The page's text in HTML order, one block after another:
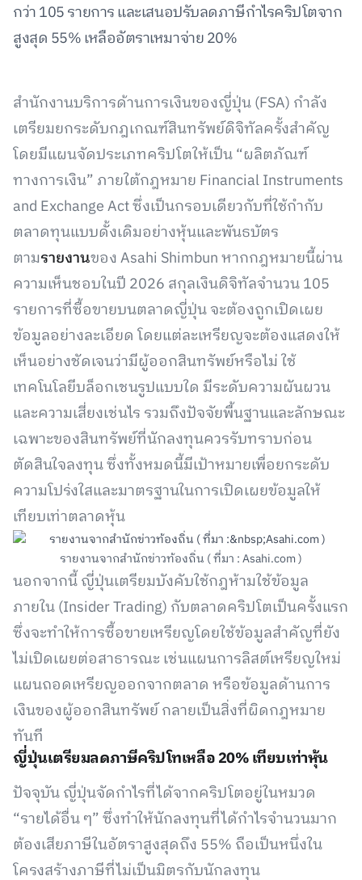
กว่า 105 รายการ และเสนอปรับลดภาษีกำไรคริปโตจาก
สูงสุด 55% เหลืออัตราเหมาจ่าย 20%
สำนักงานบริการด้านการเงินของญี่ปุ่น (FSA) กำลัง
เตรียมยกระดับกฎเกณฑ์สินทรัพย์ดิจิทัลครั้งสำคัญ
โดยมีแผนจัดประเภทคริปโตให้เป็น “ผลิตภัณฑ์
ทางการเงิน” ภายใต้กฎหมาย Financial Instruments
and Exchange Act ซึ่งเป็นกรอบเดียวกับที่ใช้กำกับ
ตลาดทุนแบบดั้งเดิมอย่างหุ้นและพันธบัตร
ตามรายงานของ Asahi Shimbun หากกฎหมายนี้ผ่าน
ความเห็นชอบในปี 2026 สกุลเงินดิจิทัลจำนวน 105
รายการที่ซื้อขายบนตลาดญี่ปุ่น จะต้องถูกเปิดเผย
ข้อมูลอย่างละเอียด โดยแต่ละเหรียญจะต้องแสดงให้
เห็นอย่างชัดเจนว่ามีผู้ออกสินทรัพย์หรือไม่ ใช้
เทคโนโลยีบล็อกเชนรูปแบบใด มีระดับความผันผวน
และความเสี่ยงเช่นไร รวมถึงปัจจัยพื้นฐานและลักษณะ
เฉพาะของสินทรัพย์ที่นักลงทุนควรรับทราบก่อน
ตัดสินใจลงทุน ซึ่งทั้งหมดนี้มีเป้าหมายเพื่อยกระดับ
ความโปร่งใสและมาตรฐานในการเปิดเผยข้อมูลให้
เทียบเท่าตลาดหุ้น
รายงานจากสำนักข่าวท้องถิ่น ( ที่มา : Asahi.com )
นอกจากนี้ ญี่ปุ่นเตรียมบังคับใช้กฎห้ามใช้ข้อมูล
ภายใน (Insider Trading) กับตลาดคริปโตเป็นครั้งแรก
ซึ่งจะทำให้การซื้อขายเหรียญโดยใช้ข้อมูลสำคัญที่ยัง
ไม่เปิดเผยต่อสาธารณะ เช่นแผนการลิสต์เหรียญใหม่
แผนถอดเหรียญออกจากตลาด หรือข้อมูลด้านการ
เงินของผู้ออกสินทรัพย์ กลายเป็นสิ่งที่ผิดกฎหมาย
ทันที
ญี่ปุ่นเตรียมลดภาษีคริปโทเหลือ 20% เทียบเท่าหุ้น
ปัจจุบัน ญี่ปุ่นจัดกำไรที่ได้จากคริปโตอยู่ในหมวด
“รายได้อื่น ๆ” ซึ่งทำให้นักลงทุนที่ได้กำไรจำนวนมาก
ต้องเสียภาษีในอัตราสูงสุดถึง 55% ถือเป็นหนึ่งใน
โครงสร้างภาษีที่ไม่เป็นมิตรกับนักลงทุน